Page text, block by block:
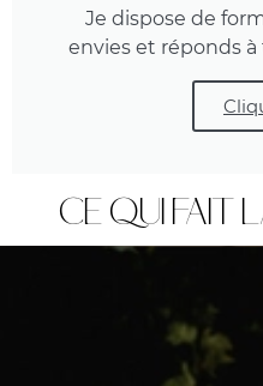
Je dispose de
envies et réponds
Ce qui fait